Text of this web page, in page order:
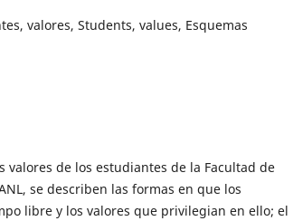
valores, Students, values, Esquemas
valores de los estudiantes de la Facultad de
se describen las formas en que los
libre y los valores que privilegian en ello; el